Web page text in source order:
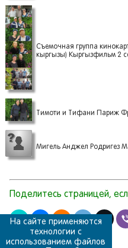
На сайте применяются
технологии с
использованием файлов
Съемочная группа
кыргызы) Кыргызфильм 2
Тимоти и Тифани Париж
Мигель Анджел Родригез
Поделитесь страницей,